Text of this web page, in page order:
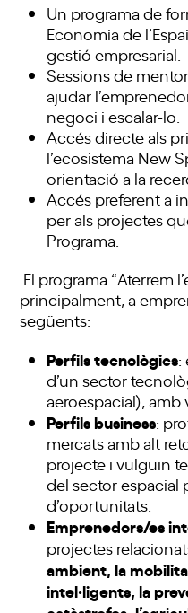
Un programa de
Economia de
gestió empresarial.
Sessions de
ajudar
negoci i escalar-lo.
Accés directe als
l’ecosistema New
orientació a la
Accés preferent a
per als projectes
Programa.
El programa “Aterrem
principalment, a
següents:
Perfils tecnològics:
d’un sector
aeroespacial), amb
Perfils business:
mercats amb alt
projecte i vulguin
del sector espacial
d’oportunitats.
Emprenedors/es
projectes
ambient, la
intel·ligents, la